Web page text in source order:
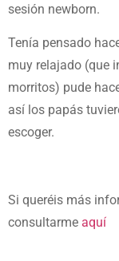
sesión newborn.
Tenía pensado
muy relajado (que
morritos) pude
así los papás
escoger.
Si queréis más
consultarme aquí